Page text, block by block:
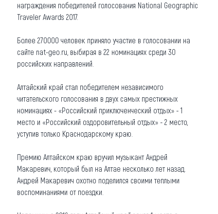
награждения победителей голосования National Geographic
Traveler Awards 2017.
Более 270000 человек приняло участие в голосовании на
сайте nat-geo.ru, выбирая в 22 номинациях среди 30
российских направлений.
Алтайский край стал победителем независимого
читательского голосования в двух самых престижных
номинациях - «Российский приключенческий отдых» - 1
место и «Российский оздоровительный отдых» - 2 место,
уступив только Краснодарскому краю.
Премию Алтайском краю вручил музыкант Андрей
Макаревич, который был на Алтае несколько лет назад.
Андрей Макаревич охотно поделился своими теплыми
воспоминаниями от поездки.